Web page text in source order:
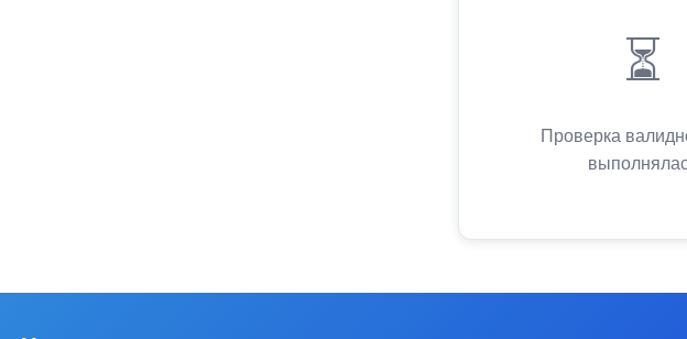
⏳
Проверка